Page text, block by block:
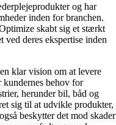
og har
inden for branchen.
skabt sig et stærkt
ved deres ekspertise inden
klar vision om at levere
behov for
herunder bil, båd og
sig til at udvikle produkter,
beskytter det mod skader